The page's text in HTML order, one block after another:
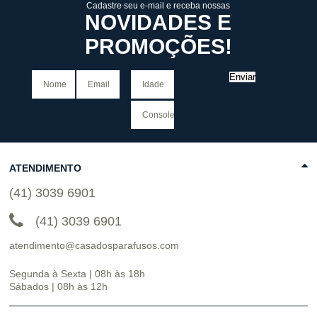
Cadastre seu e-mail e receba nossas
NOVIDADES E
PROMOÇÕES!
Enviar
ATENDIMENTO
(41) 3039 6901
(41) 3039 6901
atendimento@casadosparafusos.com
Segunda à Sexta | 08h às 18h
Sábados | 08h às 12h